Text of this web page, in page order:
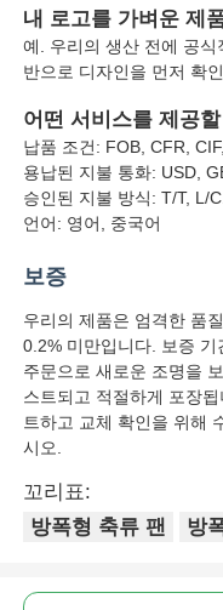
내 로고를 가벼운 제
예. 우리의 생산 전에 공
반으로 디자인을 먼저 확
어떤 서비스를 제공
납품 조건: FOB, CFR,
용납된 지불 통화: USD,
승인된 지불 방식: T/T, L/
언어: 영어, 중국어
보증
우리의 제품은 엄격한 품
0.2% 미만입니다. 보증
주문으로 새로운 조명을
스트되고 적절하게 포장
트하고 교체 확인을 위해
시오.
꼬리표:
방폭형 축류 팬
방